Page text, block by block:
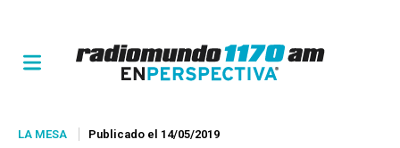
LA MESA Publicado el 14/05/2019